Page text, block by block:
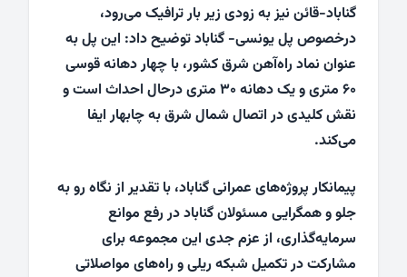
گناباد-قائن نیز به زودی زیر بار ترافیک می‌رود،
درخصوص پل یونسی- گناباد توضیح داد: این پل به
عنوان نماد راه‌آهن شرق کشور، با چهار دهانه قوسی
۶۰ متری و یک دهانه ۳۰ متری درحال احداث است و
نقش کلیدی در اتصال شمال شرق به چابهار ایفا
می‌کند.
پیمانکار پروژه‌های عمرانی گناباد، با تقدیر از نگاه رو به
جلو و همگرایی مسئولان گناباد در رفع موانع
سرمایه‌گذاری، از عزم جدی این مجموعه برای
مشارکت در تکمیل شبکه ریلی و راه‌های مواصلاتی